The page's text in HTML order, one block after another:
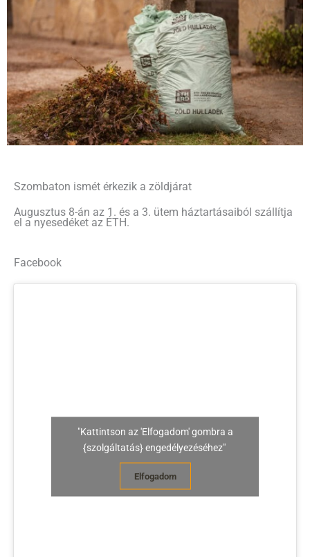
Szombaton ismét érkezik a zöldjárat
Augusztus 8-án az 1. és a 3. ütem háztartásaiból szállítja
el a nyesedéket az ÉTH.
Facebook
"Kattintson az 'Elfogadom' gombra a
{szolgáltatás} engedélyezéséhez"
Elfogadom